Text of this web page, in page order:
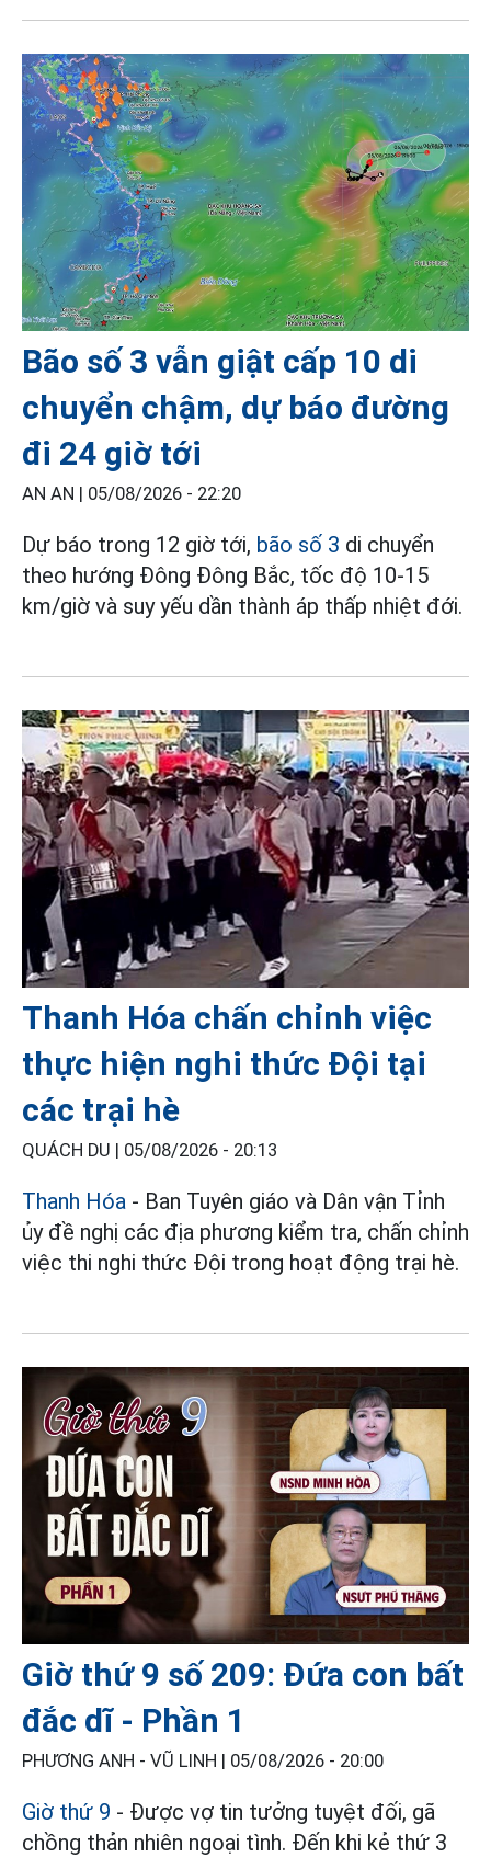
Bão số 3 vẫn giật cấp 10 di
chuyển chậm, dự báo đường
đi 24 giờ tới
AN AN | 05/08/2026 - 22:20
Dự báo trong 12 giờ tới, bão số 3 di chuyển
theo hướng Đông Đông Bắc, tốc độ 10-15
km/giờ và suy yếu dần thành áp thấp nhiệt đới.
Thanh Hóa chấn chỉnh việc
thực hiện nghi thức Đội tại
các trại hè
QUÁCH DU | 05/08/2026 - 20:13
Thanh Hóa - Ban Tuyên giáo và Dân vận Tỉnh
ủy đề nghị các địa phương kiểm tra, chấn chỉnh
việc thi nghi thức Đội trong hoạt động trại hè.
Giờ thứ 9 số 209: Đứa con bất
đắc dĩ - Phần 1
PHƯƠNG ANH - VŨ LINH | 05/08/2026 - 20:00
Giờ thứ 9 - Được vợ tin tưởng tuyệt đối, gã
chồng thản nhiên ngoại tình. Đến khi kẻ thứ 3